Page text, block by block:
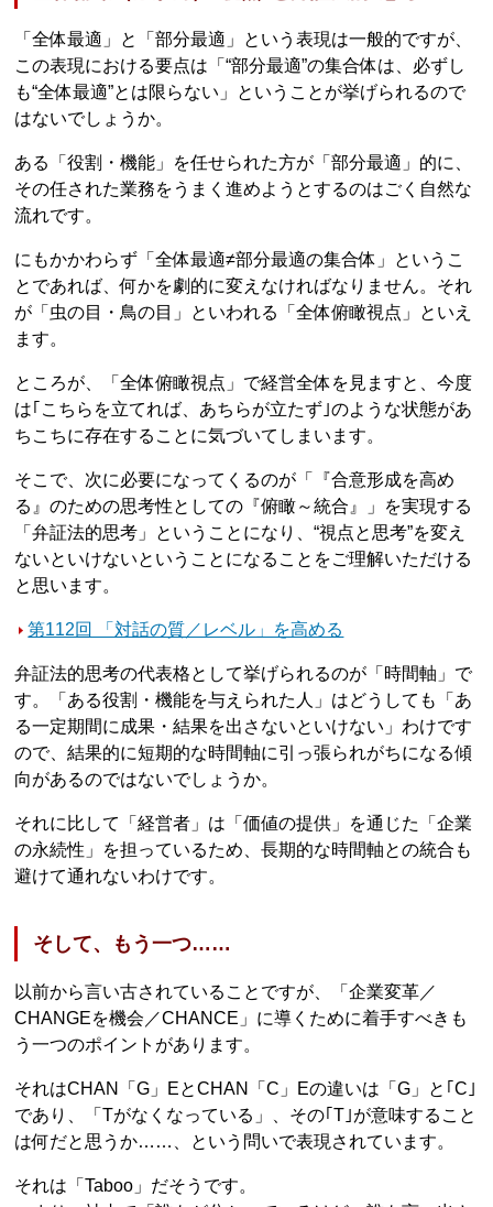
「全体最適」と「部分最適」という表現は一般的ですが、
この表現における要点は「“部分最適”の集合体は、必ずし
も“全体最適”とは限らない」ということが挙げられるので
はないでしょうか。
ある「役割・機能」を任せられた方が「部分最適」的に、
その任された業務をうまく進めようとするのはごく自然な
流れです。
にもかかわらず「全体最適≠部分最適の集合体」というこ
とであれば、何かを劇的に変えなければなりません。それ
が「虫の目・鳥の目」といわれる「全体俯瞰視点」といえ
ます。
ところが、「全体俯瞰視点」で経営全体を見ますと、今度
は｢こちらを立てれば、あちらが立たず｣のような状態があ
ちこちに存在することに気づいてしまいます。
そこで、次に必要になってくるのが「『合意形成を高め
る』のための思考性としての『俯瞰～統合』」を実現する
「弁証法的思考」ということになり、“視点と思考”を変え
ないといけないということになることをご理解いただける
と思います。
第112回 「対話の質／レベル」を高める
弁証法的思考の代表格として挙げられるのが「時間軸」で
す。「ある役割・機能を与えられた人」はどうしても「あ
る一定期間に成果・結果を出さないといけない」わけです
ので、結果的に短期的な時間軸に引っ張られがちになる傾
向があるのではないでしょうか。
それに比して「経営者」は「価値の提供」を通じた「企業
の永続性」を担っているため、長期的な時間軸との統合も
避けて通れないわけです。
そして、もう一つ……
以前から言い古されていることですが、「企業変革／
CHANGEを機会／CHANCE」に導くために着手すべきも
う一つのポイントがあります。
それはCHAN「G」EとCHAN「C」Eの違いは「G」と｢C｣
であり、「Tがなくなっている」、その｢T｣が意味すること
は何だと思うか……、という問いで表現されています。
それは「Taboo」だそうです。